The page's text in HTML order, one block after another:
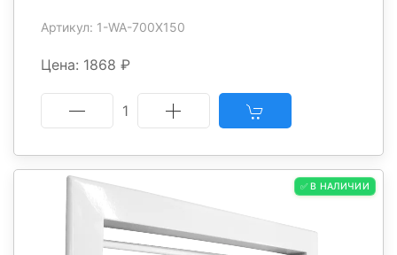
Артикул: 1-WA-700X150
Цена: 1868 ₽
1
✅ В НАЛИЧИИ